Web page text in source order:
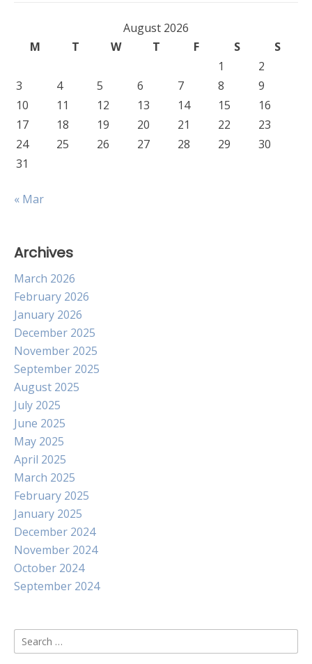
August 2026
M
T W T F S
S
1
2
3
4 5 6 7 8
9
10
11 12 13 14 15
16
17
18 19 20 21 22
23
24
25 26 27 28 29
30
31
« Mar
Archives
March 2026
February 2026
January 2026
December 2025
November 2025
September 2025
August 2025
July 2025
June 2025
May 2025
April 2025
March 2025
February 2025
January 2025
December 2024
November 2024
October 2024
September 2024
Search
for: